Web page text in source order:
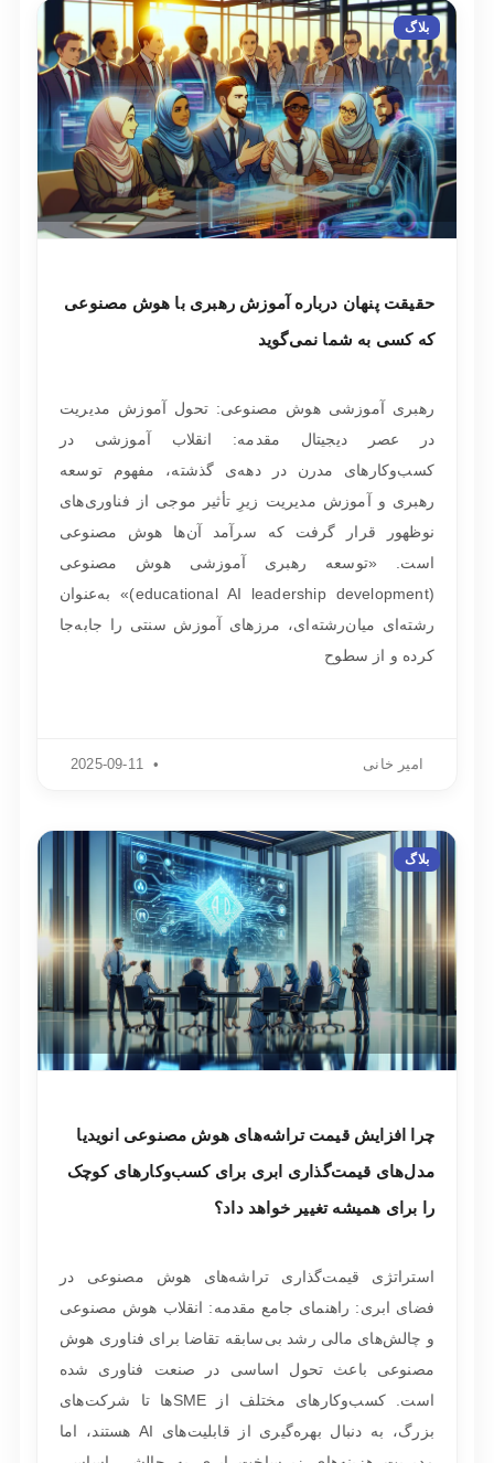
بلاگ
حقیقت پنهان درباره آموزش رهبری با هوش مصنوعی
که کسی به شما نمی‌گوید
رهبری آموزشی هوش مصنوعی: تحول آموزش مدیریت
در عصر دیجیتال مقدمه: انقلاب آموزشی در
کسب‌وکارهای مدرن در دهه‌ی گذشته، مفهوم توسعه
رهبری و آموزش مدیریت زیرِ تأثیر موجی از فناوری‌های
نوظهور قرار گرفت که سرآمد آن‌ها هوش مصنوعی
است. «توسعه رهبری آموزشی هوش مصنوعی
(educational AI leadership development)» به‌عنوان
رشته‌ای میان‌رشته‌ای، مرزهای آموزش سنتی را جابه‌جا
کرده و از سطوح
امیر خانی
بلاگ
چرا افزایش قیمت تراشه‌های هوش مصنوعی انویدیا
مدل‌های قیمت‌گذاری ابری برای کسب‌وکارهای کوچک
را برای همیشه تغییر خواهد داد؟
استراتژی قیمت‌گذاری تراشه‌های هوش مصنوعی در
فضای ابری: راهنمای جامع مقدمه: انقلاب هوش مصنوعی
و چالش‌های مالی رشد بی‌سابقه تقاضا برای فناوری هوش
مصنوعی باعث تحول اساسی در صنعت فناوری شده
است. کسب‌وکارهای مختلف از SMEها تا شرکت‌های
بزرگ، به دنبال بهره‌گیری از قابلیت‌های AI هستند، اما